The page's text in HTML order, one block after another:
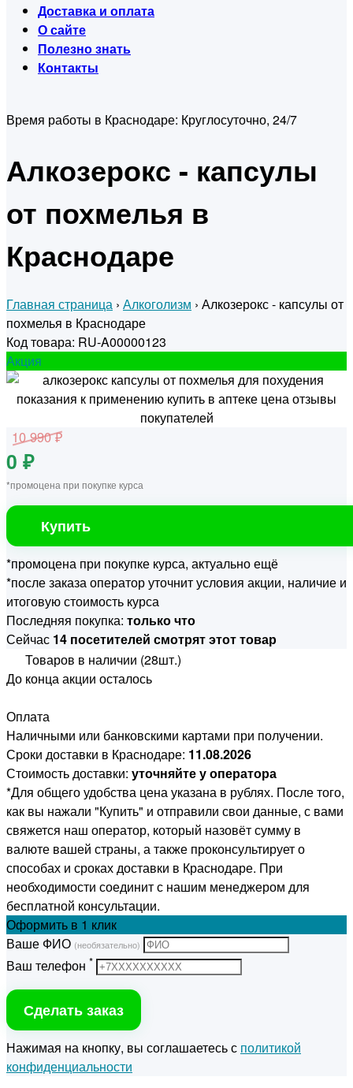
Доставка и оплата
О сайте
Полезно знать
Контакты
Время работы в Краснодаре: Круглосуточно, 24/7
Алкозерокс - капсулы
от похмелья в
Краснодаре
Главная страница › Алкоголизм › Алкозерокс - капсулы от
похмелья в Краснодаре
Код товара: RU-A00000123
Акция
10 990 ₽
0 ₽
*промоцена при покупке курса
Купить
*промоцена при покупке курса, актуально ещё
*после заказа оператор уточнит условия акции, наличие и
итоговую стоимость курса
Последняя покупка: только что
Сейчас 14 посетителей смотрят этот товар
Товаров в наличии (28шт.)
До конца акции осталось
Оплата
Наличными или банковскими картами при получении.
Сроки доставки в Краснодаре: 11.08.2026
Стоимость доставки: уточняйте у оператора
*Для общего удобства цена указана в рублях. После того,
как вы нажали "Купить" и отправили свои данные, с вами
свяжется наш оператор, который назовёт сумму в
валюте вашей страны, а также проконсультирует о
способах и сроках доставки в Краснодаре. При
необходимости соединит с нашим менеджером для
бесплатной консультации.
Оформить в 1 клик
Ваше ФИО (необязательно)
Ваш телефон *
Сделать заказ
Нажимая на кнопку, вы соглашаетесь с политикой
конфиденциальности